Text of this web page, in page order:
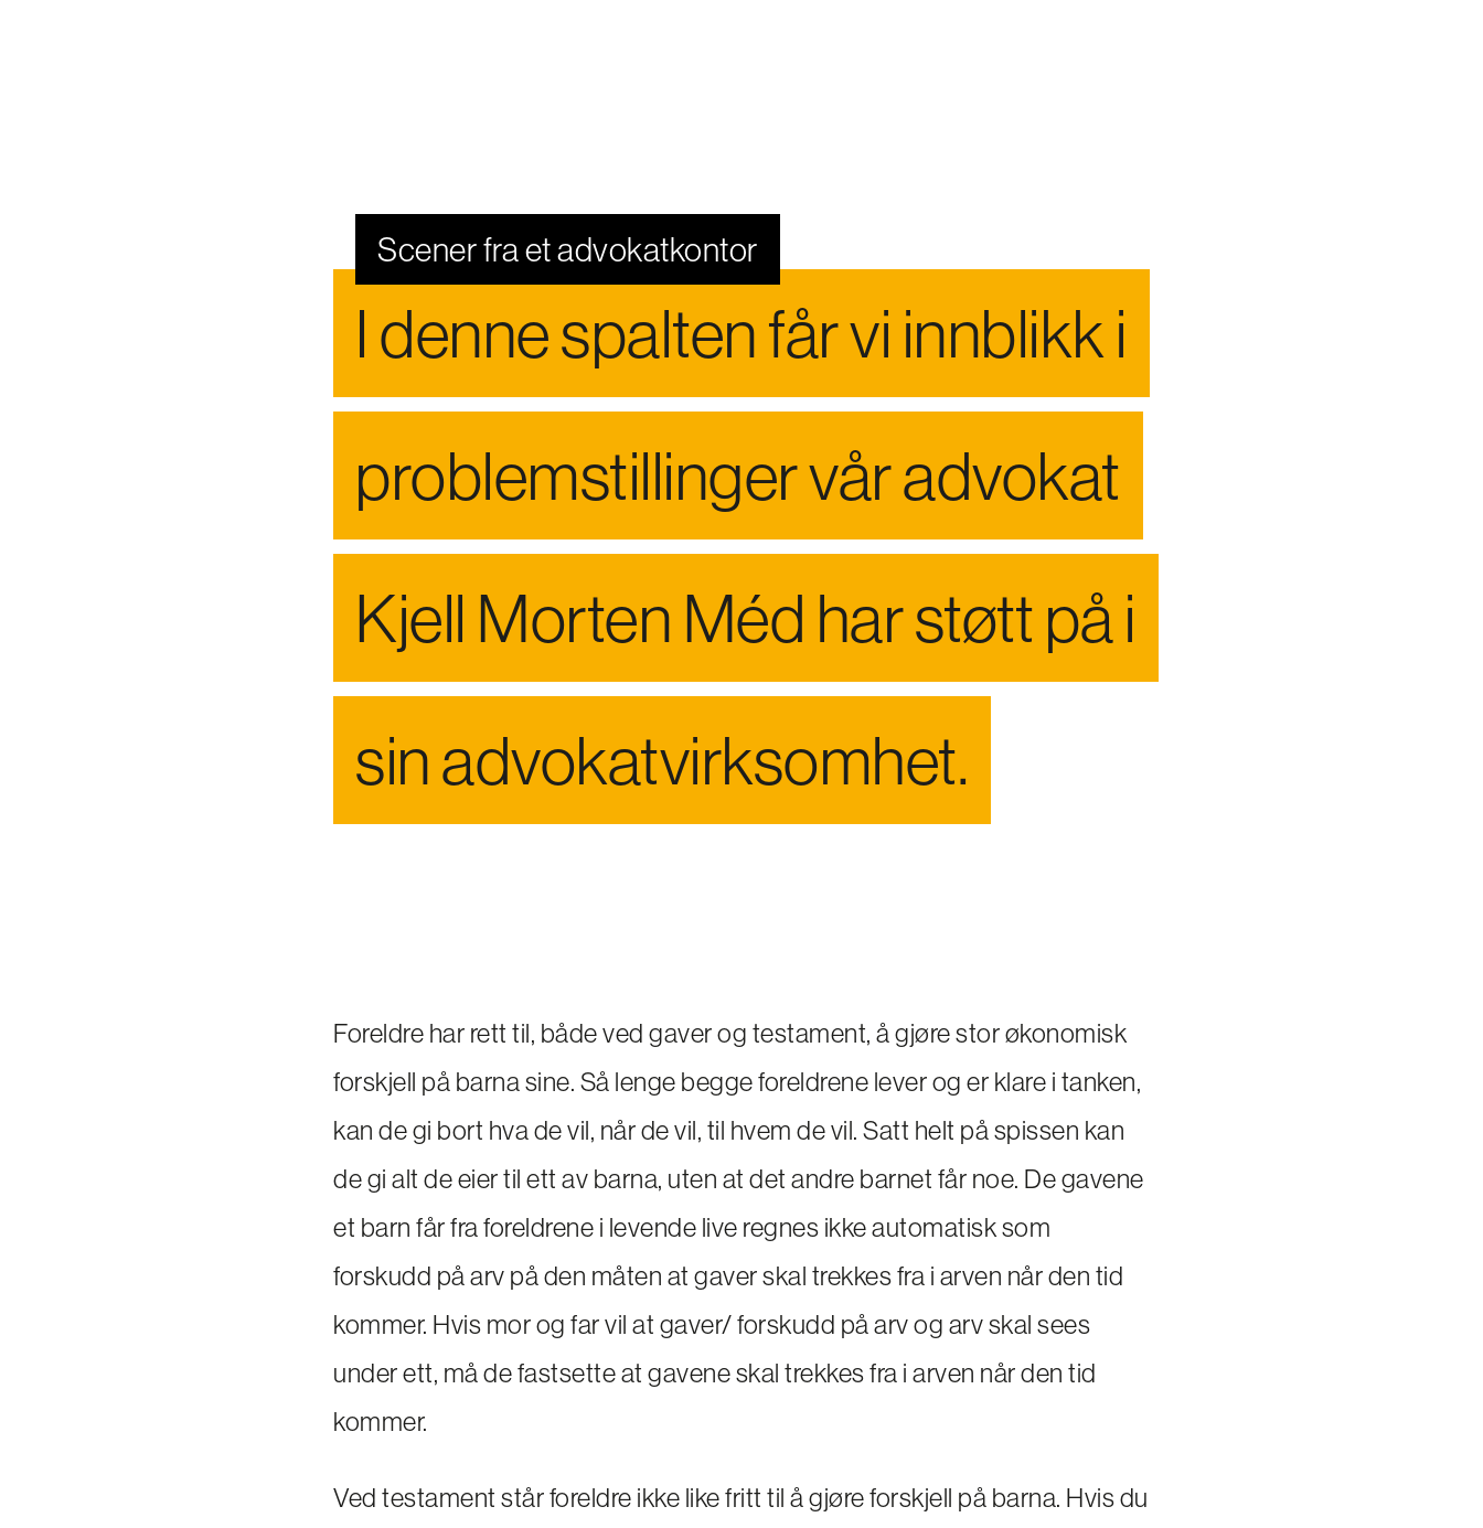
Scener fra et advokatkontor
I denne spalten får vi innblikk i
problemstillinger vår advokat
Kjell Morten Méd har støtt på i
sin advokatvirksomhet.
Foreldre har rett til, både ved gaver og testament, å gjøre stor økonomisk
forskjell på barna sine. Så lenge begge foreldrene lever og er klare i tanken,
kan de gi bort hva de vil, når de vil, til hvem de vil. Satt helt på spissen kan
de gi alt de eier til ett av barna, uten at det andre barnet får noe. De gavene
et barn får fra foreldrene i levende live regnes ikke automatisk som
forskudd på arv på den måten at gaver skal trekkes fra i arven når den tid
kommer. Hvis mor og far vil at gaver/ forskudd på arv og arv skal sees
under ett, må de fastsette at gavene skal trekkes fra i arven når den tid
kommer.
Ved testament står foreldre ikke like fritt til å gjøre forskjell på barna. Hvis du